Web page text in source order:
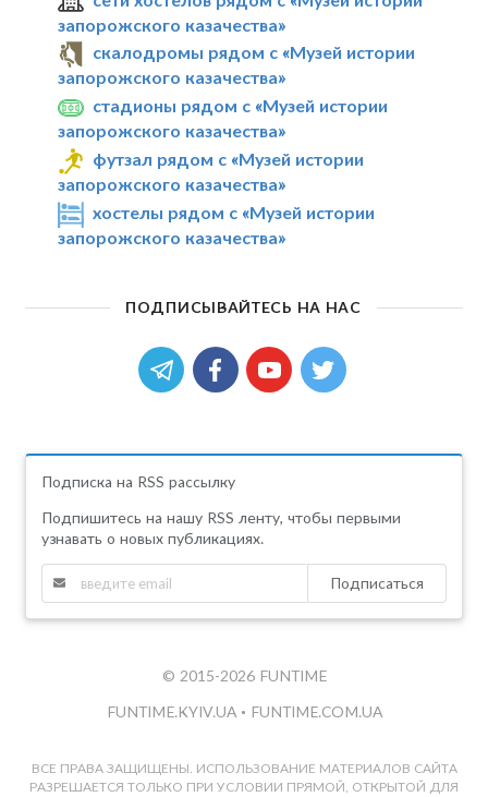
запорожского казачества»
скалодромы рядом с «Музей истории
запорожского казачества»
стадионы рядом с «Музей истории
запорожского казачества»
футзал рядом с «Музей истории
запорожского казачества»
хостелы рядом с «Музей истории
запорожского казачества»
ПОДПИСЫВАЙТЕСЬ НА НАС
Подписка на RSS рассылку
Подпишитесь на нашу RSS ленту, чтобы первыми
узнавать о новых публикациях.
Подписаться
© 2015-2026 FUNTIME
FUNTIME.KYIV.UA • FUNTIME.COM.UA
ВСЕ ПРАВА ЗАЩИЩЕНЫ. ИСПОЛЬЗОВАНИЕ МАТЕРИАЛОВ САЙТА
РАЗРЕШАЕТСЯ ТОЛЬКО ПРИ УСЛОВИИ ПРЯМОЙ, ОТКРЫТОЙ ДЛЯ